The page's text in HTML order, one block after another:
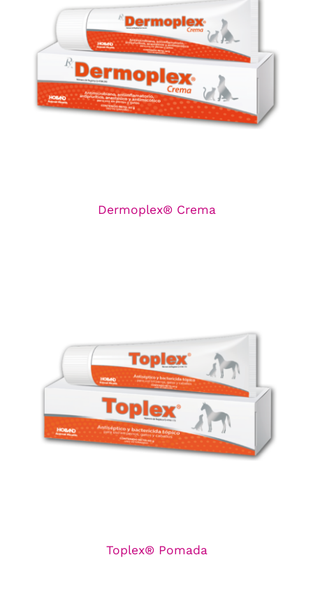
Dermoplex® Crema
Línea de Dermatológicos
Dermoplex® Crema
Toplex® Pomada
Línea de Dermatológicos
Toplex® Pomada